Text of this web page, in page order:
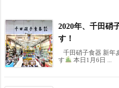
2020年、千田硝
す！
千田硝子食器 新年
す
本日1月6日 ...